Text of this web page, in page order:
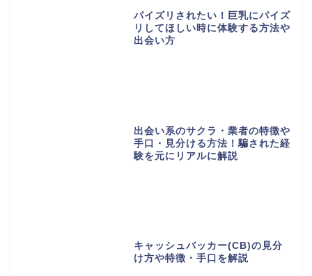
パイズリされたい！巨乳にパイズ
リしてほしい時に体験する方法や
出会い方
出会い系のサクラ・業者の特徴や
手口・見分ける方法！騙された経
験を元にリアルに解説
キャッシュバッカー(CB)の見分
け方や特徴・手口を解説